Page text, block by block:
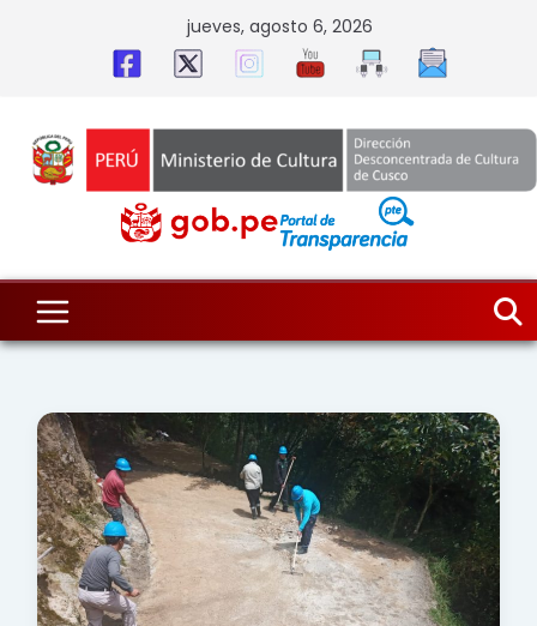
jueves, agosto 6, 2026